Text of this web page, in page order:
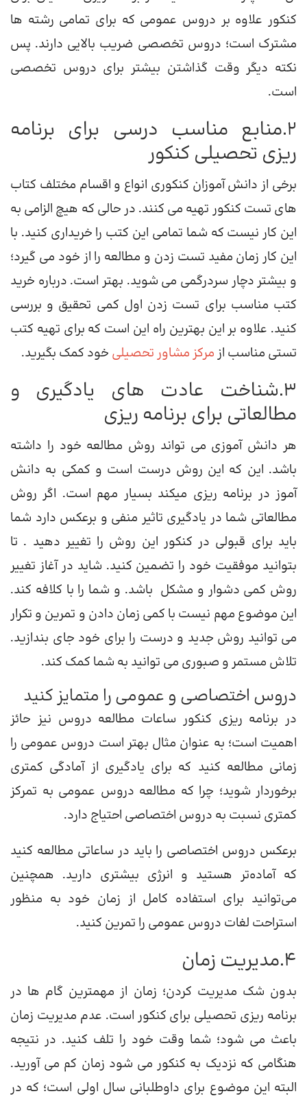
کنکور علاوه بر دروس عمومی که برای تمامی رشته ها
مشترک است؛ دروس تخصصی ضریب بالایی دارند. پس
نکته دیگر وقت گذاشتن بیشتر برای دروس تخصصی
است.
2.منابع مناسب درسی برای برنامه
ریزی تحصیلی کنکور
برخی از دانش آموزان کنکوری انواع و اقسام مختلف کتاب
های تست کنکور تهیه می کنند. در حالی که هیچ الزامی به
این کار نیست که شما تمامی این کتب را خریداری کنید. با
این کار زمان مفید تست زدن و مطالعه را از خود می گیرد؛
و بیشتر دچار سردرگمی می شوید. بهتر است. درباره خرید
کتب مناسب برای تست زدن اول کمی تحقیق و بررسی
کنید. علاوه بر این بهترین راه این است که برای تهیه کتب
تستی مناسب از مرکز مشاور تحصیلی خود کمک بگیرید.
3.شناخت عادت های یادگیری و
مطالعاتی برای برنامه ریزی
هر دانش آموزی می تواند روش مطالعه خود را داشته
باشد. این که این روش درست است و کمکی به دانش
آموز در برنامه ریزی میکند بسیار مهم است. اگر روش
مطالعاتی شما در یادگیری تاثیر منفی و برعکس دارد شما
باید برای قبولی در کنکور این روش را تغییر دهید . تا
بتوانید موفقیت خود را تضمین کنید. شاید در آغاز تغییر
روش کمی دشوار و مشکل باشد. و شما را با کلافه کند.
این موضوع مهم نیست با کمی زمان دادن و تمرین و تکرار
می توانید روش جدید و درست را برای خود جای بندازید.
تلاش مستمر و صبوری می توانید به شما کمک کند.
دروس اختصاصی و عمومی را متمایز کنید
در برنامه ریزی کنکور ساعات مطالعه دروس نیز حائز
اهمیت است؛ به عنوان مثال بهتر است دروس عمومی را
زمانی مطالعه کنید که برای یادگیری از آمادگی کمتری
برخوردار شوید؛ چرا که مطالعه دروس عمومی به تمرکز
کمتری نسبت به دروس اختصاصی احتیاج دارد.
برعکس دروس اختصاصی را باید در ساعاتی مطالعه کنید
که آماده‌تر هستید و انرژی بیشتری دارید. همچنین
می‌توانید برای استفاده کامل از زمان خود به منظور
استراحت لغات دروس عمومی را تمرین کنید.
4.مدیریت زمان
بدون شک مدیریت کردن؛ زمان از مهمترین گام ها در
برنامه ریزی تحصیلی برای کنکور است. عدم مدیریت زمان
باعث می شود؛ شما وقت خود را تلف کنید. در نتیجه
هنگامی که نزدیک به کنکور می شود زمان کم می آورید.
البته این موضوع برای داوطلبانی سال اولی است؛ که در